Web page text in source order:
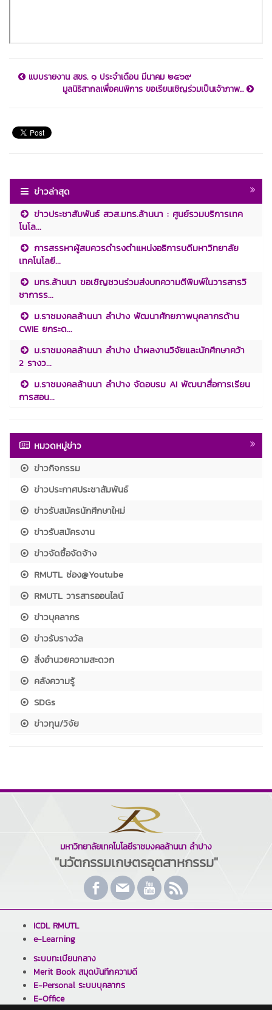
แบบรายงาน สขร. ๑ ประจำเดือน มีนาคม ๒๕๖๙
มูลนิธิสากลเพื่อคนพิการ ขอเรียนเชิญร่วมเป็นเจ้าภาพ...
ข่าวล่าสุด
ข่าวประชาสัมพันธ์ สวส.มทร.ล้านนา : ศูนย์รวมบริการเทค
โนโล...
การสรรหาผู้สมควรดำรงตำแหน่งอธิการบดีมหาวิทยาลัย
เทคโนโลยี...
มทร.ล้านนา ขอเชิญชวนร่วมส่งบทความตีพิมพ์ในวารสารวิ
ชาการร...
ม.ราชมงคลล้านนา ลำปาง พัฒนาศักยภาพบุคลากรด้าน
CWIE ยกระด...
ม.ราชมงคลล้านนา ลำปาง นำผลงานวิจัยและนักศึกษาคว้า
2 รางว...
ม.ราชมงคลล้านนา ลำปาง จัดอบรม AI พัฒนาสื่อการเรียน
การสอน...
หมวดหมู่ข่าว
ข่าวกิจกรรม
ข่าวประกาศประชาสัมพันธ์
ข่าวรับสมัครนักศึกษาใหม่
ข่าวรับสมัครงาน
ข่าวจัดซื้อจัดจ้าง
RMUTL ช่อง@Youtube
RMUTL วารสารออนไลน์
ข่าวบุคลากร
ข่าวรับรางวัล
สิ่งอำนวยความสะดวก
คลังความรู้
SDGs
ข่าวทุน/วิจัย
มหาวิทยาลัยเทคโนโลยีราชมงคลล้านนา ลำปาง
"นวัตกรรมเกษตรอุตสาหกรรม"
ICDL RMUTL
e-Learning
ระบบทะเบียนกลาง
Merit Book สมุดบันทึกความดี
E-Personal ระบบบุคลากร
E-Office